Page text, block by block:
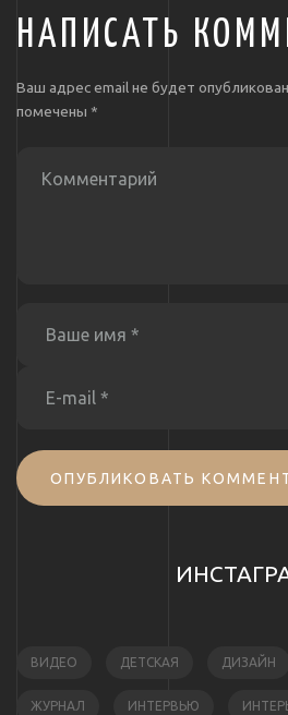
НАПИСАТЬ
Ваш адрес email не будет
помечены *
ОПУБЛИКОВАТЬ
ВИДЕО ДЕТСКАЯ ДИЗАЙН
ЖУРНАЛ ИНТЕРВЬЮ